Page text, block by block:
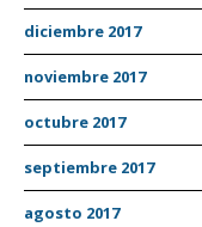
diciembre 2017
noviembre 2017
octubre 2017
septiembre 2017
agosto 2017